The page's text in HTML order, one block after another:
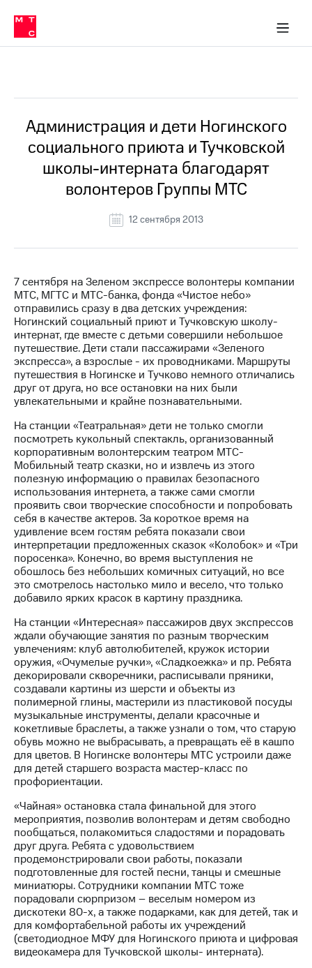
Медиа-центр
и акционерам
Устойчивое развитие
Комплаенс и деловая этика
компании
Карьера
История
компании
Руководство
региона
информация
Медиа-центр
Пресс-
релизы
МТС
о технологиях
Достижения
Интервью
Финансовая
отчетность
Контакты
Новости
в
регионе
и акционерам
Корпоративное
управление
Корпоративный
секретарь
Раскрытие
информации
Информация
акционерам
Документы
ПАО
"МТС"
Собрания
акционеров
Личный
кабинет
акционера
Акционерный
капитал
Контроль
и
аудит
Рынок
акций
Описание
Программа
приобретения
Порядок
выкупа
акций
в МТС
Пресс-
релизы
МТС
о технологиях
Администрация и дети Ногинского
социального приюта и Тучковской
школы-интерната благодарят
волонтеров Группы МТС
12 сентября 2013
7 сентября на Зеленом экспрессе волонтеры компании
МТС, МГТС и МТС-банка, фонда «Чистое небо»
отправились сразу в два детских учреждения:
Ногинский социальный приют и Тучковскую школу-
интернат, где вместе с детьми совершили небольшое
путешествие. Дети стали пассажирами «Зеленого
экспресса», а взрослые - их проводниками. Маршруты
путешествия в Ногинске и Тучково немного отличались
друг от друга, но все остановки на них были
увлекательными и крайне познавательными.
На станции «Театральная» дети не только смогли
посмотреть кукольный спектакль, организованный
корпоративным волонтерским театром МТС-
Мобильный театр сказки, но и извлечь из этого
полезную информацию о правилах безопасного
использования интернета, а также сами смогли
проявить свои творческие способности и попробовать
себя в качестве актеров. За короткое время на
удивление всем гостям ребята показали свои
интерпретации предложенных сказок «Колобок» и «Три
поросенка». Конечно, во время выступления не
обошлось без небольших комичных ситуаций, но все
это смотрелось настолько мило и весело, что только
добавило ярких красок в картину праздника.
На станции «Интересная» пассажиров двух экспрессов
ждали обучающие занятия по разным творческим
увлечениям: клуб автолюбителей, кружок истории
оружия, «Очумелые ручки», «Сладкоежка» и пр. Ребята
декорировали скворечники, расписывали пряники,
создавали картины из шерсти и объекты из
полимерной глины, мастерили из пластиковой посуды
музыкальные инструменты, делали красочные и
кокетливые браслеты, а также узнали о том, что старую
обувь можно не выбрасывать, а превращать её в кашпо
для цветов. В Ногинске волонтеры МТС устроили даже
для детей старшего возраста мастер-класс по
профориентации.
«Чайная» остановка стала финальной для этого
мероприятия, позволив волонтерам и детям свободно
пообщаться, полакомиться сладостями и порадовать
друг друга. Ребята с удовольствием
продемонстрировали свои работы, показали
подготовленные для гостей песни, танцы и смешные
миниатюры. Сотрудники компании МТС тоже
порадовали сюрпризом – веселым номером из
дискотеки 80-х, а также подарками, как для детей, так и
для комфортабельной работы их учреждений
(светодиодное МФУ для Ногинского приюта и цифровая
видеокамера для Тучковской школы- интерната).